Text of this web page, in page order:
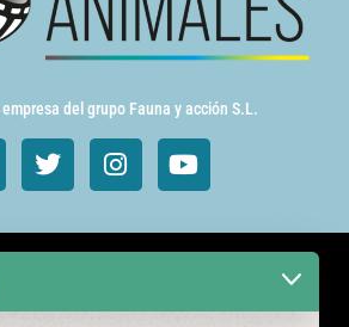
del grupo Fauna y acción S.L.
de cine y TV